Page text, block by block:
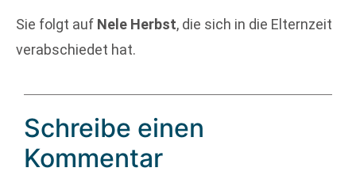
Sie folgt auf Nele Herbst, die sich in die Elternzeit
verabschiedet hat.
Schreibe einen
Kommentar